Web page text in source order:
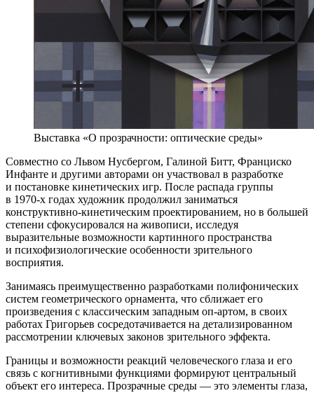
Выставка «О прозрачности: оптические среды»
Совместно со Львом Нусбергом, Галиной Битт, Франциско
Инфанте и другими авторами он участвовал в разработке
и постановке кинетических игр. После распада группы
в 1970-х годах художник продолжил заниматься
конструктивно-кинетическим проектированием, но в большей
степени сфокусировался на живописи, исследуя
выразительные возможности картинного пространства
и психофизиологические особенности зрительного
восприятия.
Занимаясь преимущественно разработками полифонических
систем геометрического орнамента, что сближает его
произведения с классическим западным оп-артом, в своих
работах Григорьев сосредотачивается на детализированном
рассмотрении ключевых законов зрительного эффекта.
Границы и возможности реакций человеческого глаза и его
связь с когнитивными функциями формируют центральный
объект его интереса. Прозрачные среды — это элементы глаза,